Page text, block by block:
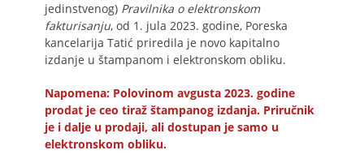
jedinstvenog) Pravilnika o elektronskom
fakturisanju, od 1. jula 2023. godine, Poreska
kancelarija Tatić priredila je novo kapitalno
izdanje u štampanom i elektronskom obliku.
Napomena: Polovinom avgusta 2023. godine
prodat je ceo tiraž štampanog izdanja. Priručnik
je i dalje u prodaji, ali dostupan je samo u
elektronskom obliku.